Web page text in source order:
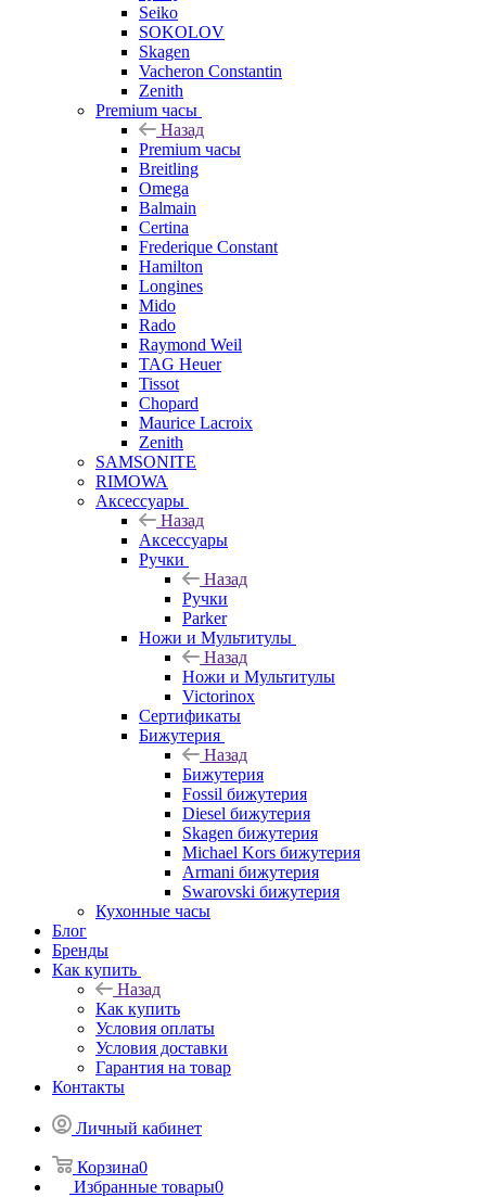
Seiko
SOKOLOV
Skagen
Vacheron Constantin
Zenith
Premium часы
Назад
Premium часы
Breitling
Omega
Balmain
Certina
Frederique Constant
Hamilton
Longines
Mido
Rado
Raymond Weil
TAG Heuer
Tissot
Chopard
Maurice Lacroix
Zenith
SAMSONITE
RIMOWA
Аксессуары
Назад
Аксессуары
Ручки
Назад
Ручки
Parker
Ножи и Мультитулы
Назад
Ножи и Мультитулы
Victorinox
Сертификаты
Бижутерия
Назад
Бижутерия
Fossil бижутерия
Diesel бижутерия
Skagen бижутерия
Michael Kors бижутерия
Armani бижутерия
Swarovski бижутерия
Кухонные часы
Блог
Бренды
Как купить
Назад
Как купить
Условия оплаты
Условия доставки
Гарантия на товар
Контакты
Личный кабинет
Корзина0
Избранные товары0